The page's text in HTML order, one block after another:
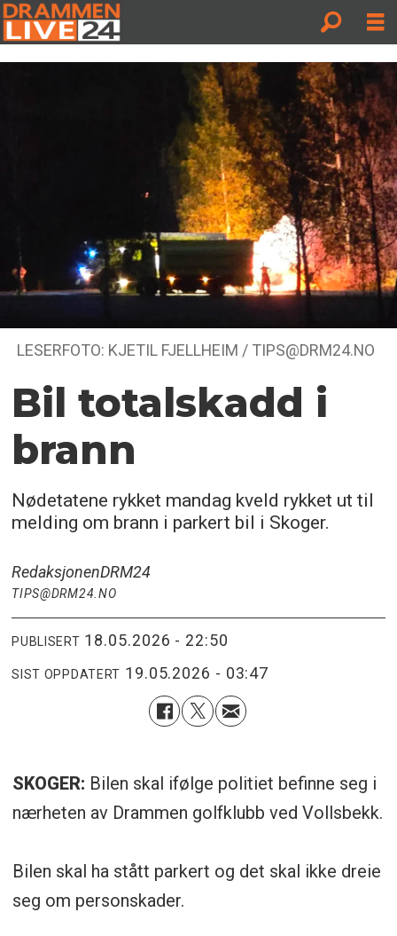
LESERFOTO: KJETIL FJELLHEIM / TIPS@DRM24.NO
Bil totalskadd i
brann
Nødetatene rykket mandag kveld rykket ut til
melding om brann i parkert bil i Skoger.
RedaksjonenDRM24
TIPS@DRM24.NO
PUBLISERT 18.05.2026 - 22:50
SIST OPPDATERT 19.05.2026 - 03:47
SKOGER: Bilen skal ifølge politiet befinne seg i
nærheten av Drammen golfklubb ved Vollsbekk.
Bilen skal ha stått parkert og det skal ikke dreie
seg om personskader.